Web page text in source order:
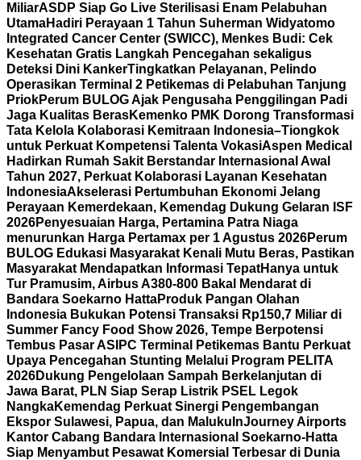
MiliarASDP Siap Go Live Sterilisasi Enam Pelabuhan
UtamaHadiri Perayaan 1 Tahun Suherman Widyatomo
Integrated Cancer Center (SWICC), Menkes Budi: Cek
Kesehatan Gratis Langkah Pencegahan sekaligus
Deteksi Dini KankerTingkatkan Pelayanan, Pelindo
Operasikan Terminal 2 Petikemas di Pelabuhan Tanjung
PriokPerum BULOG Ajak Pengusaha Penggilingan Padi
Jaga Kualitas BerasKemenko PMK Dorong Transformasi
Tata Kelola Kolaborasi Kemitraan Indonesia–Tiongkok
untuk Perkuat Kompetensi Talenta VokasiAspen Medical
Hadirkan Rumah Sakit Berstandar Internasional Awal
Tahun 2027, Perkuat Kolaborasi Layanan Kesehatan
IndonesiaAkselerasi Pertumbuhan Ekonomi Jelang
Perayaan Kemerdekaan, Kemendag Dukung Gelaran ISF
2026Penyesuaian Harga, Pertamina Patra Niaga
menurunkan Harga Pertamax per 1 Agustus 2026Perum
BULOG Edukasi Masyarakat Kenali Mutu Beras, Pastikan
Masyarakat Mendapatkan Informasi TepatHanya untuk
Tur Pramusim, Airbus A380-800 Bakal Mendarat di
Bandara Soekarno HattaProduk Pangan Olahan
Indonesia Bukukan Potensi Transaksi Rp150,7 Miliar di
Summer Fancy Food Show 2026, Tempe Berpotensi
Tembus Pasar AS IPC Terminal Petikemas Bantu Perkuat
Upaya Pencegahan Stunting Melalui Program PELITA
2026Dukung Pengelolaan Sampah Berkelanjutan di
Jawa Barat, PLN Siap Serap Listrik PSEL Legok
NangkaKemendag Perkuat Sinergi Pengembangan
Ekspor Sulawesi, Papua, dan Maluku InJourney Airports
Kantor Cabang Bandara Internasional Soekarno-Hatta
Siap Menyambut Pesawat Komersial Terbesar di Dunia